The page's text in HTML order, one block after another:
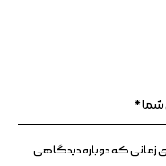
زمانی که دوباره دیدگاهی